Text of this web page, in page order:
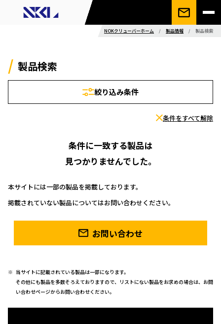
NOKクリューバーホーム / 製品情報 / 製品検索
製品検索
絞り込み条件
条件をすべて解除
条件に一致する製品は
見つかりませんでした。
本サイトには一部の製品を掲載しております。
掲載されていない製品についてはお問い合わせください。
お問い合わせ
当サイトに記載されている製品は一部になります。
その他にも製品を多数そろえておりますので、リストにない製品をお求めの場合は、お問
い合わせページからお問い合わせください。